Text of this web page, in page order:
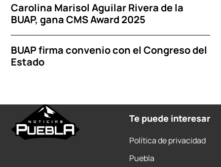
Carolina Marisol Aguilar Rivera de la
BUAP, gana CMS Award 2025
BUAP firma convenio con el Congreso del
Estado
Te puede interesar
Política de privacidad
Puebla